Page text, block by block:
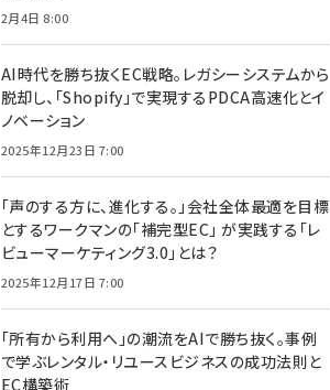
2月4日 8:00
AI時代を勝ち抜くEC戦略。レガシーシステムから
脱却し、「Shopify」で実現するPDCA高速化とイ
ノベーション
2025年12月23日 7:00
「声のする方に、進化する。」会社全体最適を目標
とするワークマンの「補完型EC」 が実践する「レ
ビューマーケティング3.0」とは？
2025年12月17日 7:00
「所有から利用へ」の潮流をAIで勝ち抜く。事例
で学ぶレンタル・リユースビジネスの成功法則と
EC構築術